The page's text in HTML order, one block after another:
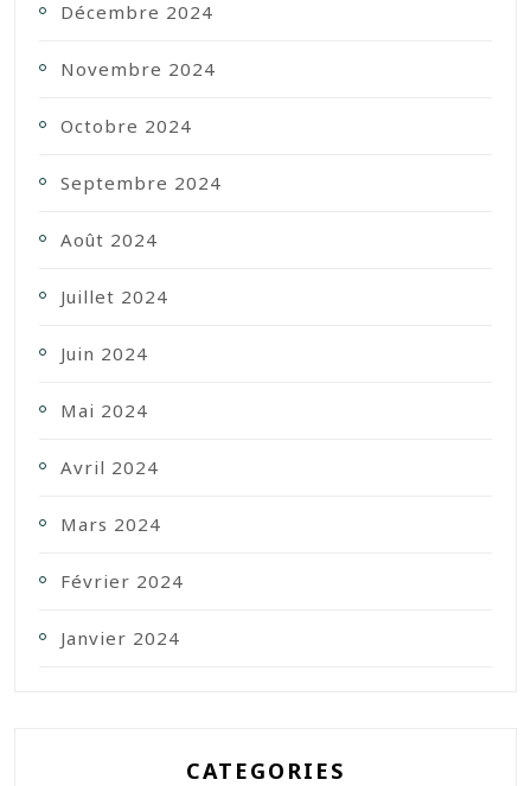
Décembre 2024
Novembre 2024
Octobre 2024
Septembre 2024
Août 2024
Juillet 2024
Juin 2024
Mai 2024
Avril 2024
Mars 2024
Février 2024
Janvier 2024
CATEGORIES